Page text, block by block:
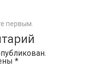
первым.
*